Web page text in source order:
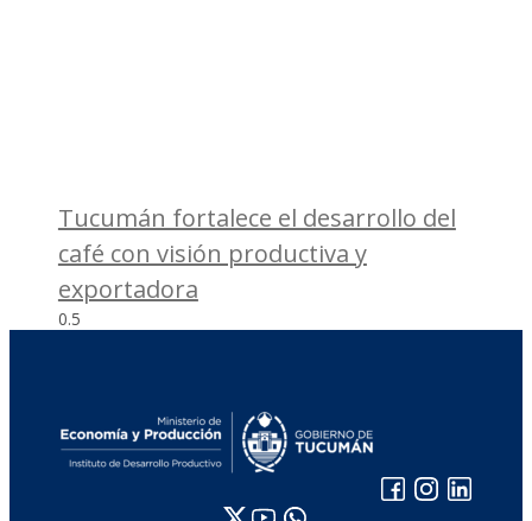
Tucumán fortalece el desarrollo del
café con visión productiva y
exportadora